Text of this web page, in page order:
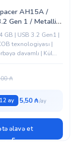
AH15A /
Gen 1 / Metallic
1)
GB | USB 3.2 Gen1 |
texnologiyası |
davamlı | Kül
₼
12 ay 5,50 ₼
əlavə et